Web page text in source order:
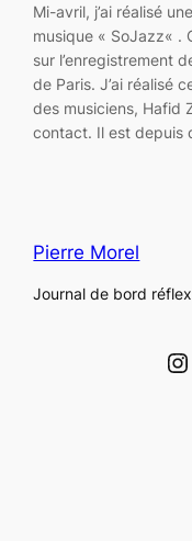
Mi-avril, j’ai réalisé
musique « SoJazz« .
sur l’enregistrement
de Paris. J’ai réalisé
des musiciens, Hafid
contact. Il est depuis
Pierre Morel
Journal de bord
Instagram